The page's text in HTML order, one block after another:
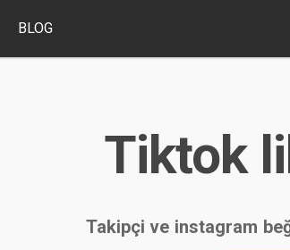
BLOG
Tiktok
Takipçi ve instagram